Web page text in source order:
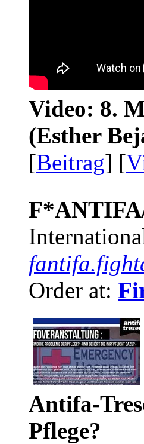
Video: 8.
(Esther
[Beitrag] [
Order at:
Antifa-
Pflege?